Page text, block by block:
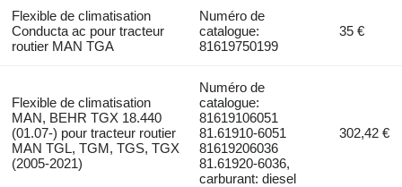
Flexible de climatisation
Conducta ac pour tracteur
routier MAN TGA
Numéro de
catalogue:
81619750199
35 €
Flexible de climatisation
MAN, BEHR TGX 18.440
(01.07-) pour tracteur routier
MAN TGL, TGM, TGS, TGX
(2005-2021)
Numéro de
catalogue:
81619106051
81.61910-6051
81619206036
81.61920-6036,
carburant: diesel
302,42 €